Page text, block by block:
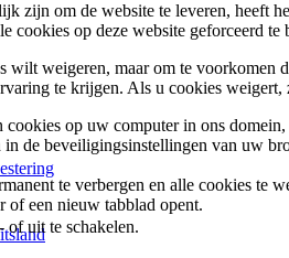
zijn om de website te leveren,
cookies op deze website geforceerd
wilt weigeren, maar om te
te krijgen. Als u cookies
cookies op uw computer in ons
de beveiligingsinstellingen van uw
te verbergen en alle cookies te
of een nieuw tabblad opent.
of uit te schakelen.